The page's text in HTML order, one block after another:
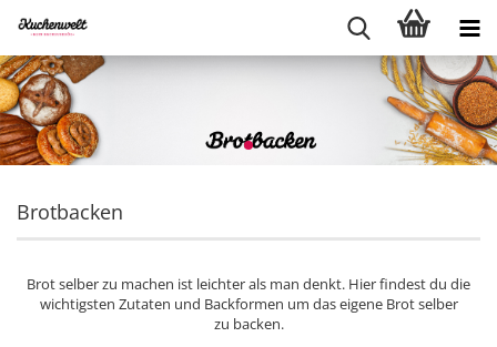
Brotbacken
Brot selber zu machen ist leichter als man denkt. Hier findest du die
wichtigsten Zutaten und Backformen um das eigene Brot selber
zu backen.